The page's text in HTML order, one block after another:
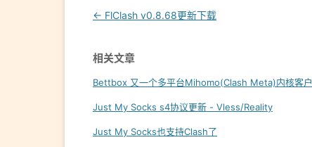
Post
← FlClash v0.8.68更新下载
相关文章
Bettbox 又一个多平台Mihomo(Clash Meta)内核客
Just My Socks s4协议更新 - Vless/Reality
Just My Socks也支持Clash了